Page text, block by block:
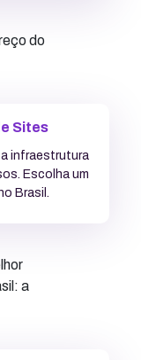
Sites
infraestrutura
Escolha um
Brasil.